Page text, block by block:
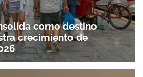
como destino
crecimiento de